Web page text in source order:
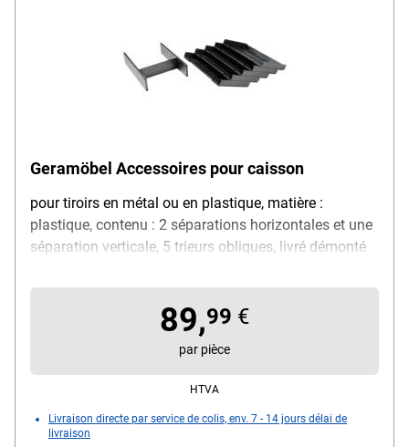
Geramöbel Accessoires pour caisson
pour tiroirs en métal ou en plastique, matière :
plastique, contenu : 2 séparations horizontales et une
séparation verticale, 5 trieurs obliques, livré démonté
89,99 €
par pièce
HTVA
Livraison directe par service de colis, env. 7 - 14 jours délai de
livraison